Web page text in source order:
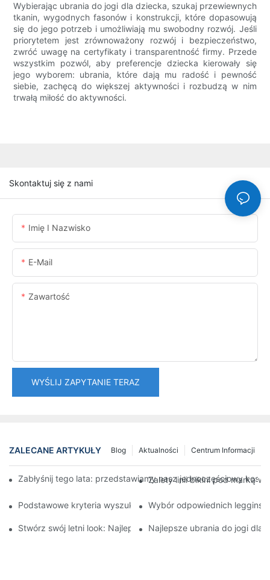
Wybierając ubrania do jogi dla dziecka, szukaj przewiewnych
tkanin, wygodnych fasonów i konstrukcji, które dopasowują
się do jego potrzeb i umożliwiają mu swobodny rozwój. Jeśli
priorytetem jest zrównoważony rozwój i bezpieczeństwo,
zwróć uwagę na certyfikaty i transparentność firmy. Przede
wszystkim pozwól, aby preferencje dziecka kierowały się
jego wyborem: ubrania, które dają mu radość i pewność
siebie, zachęcą do większej aktywności i rozbudzą w nim
trwałą miłość do aktywności.
Skontaktuj się z nami
Imię I Nazwisko
E-Mail
Zawartość
WYŚLIJ ZAPYTANIE TERAZ
ZALECANE ARTYKUŁY Centrum Informacji
Aktualności
Blog
Zabłyśnij tego lata: przedstawiamy nasz jednoczęściowy
Zalety linii bikini pod marką
Podstawowe kryteria wyszukiwania najlepszego hurtownika
Wybór odpowiednich
Stwórz swój letni look: Najlepszy jednoczęściowy kostium
Najlepsze ubrania do jogi dla